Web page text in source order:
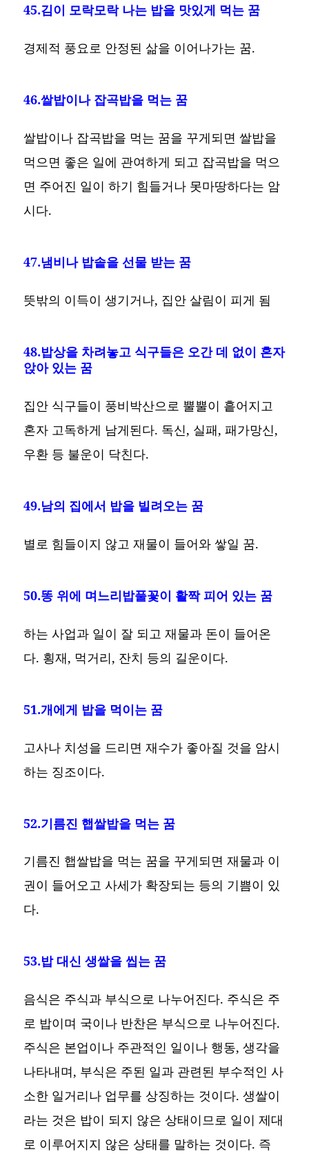
45.김이 모락모락 나는 밥을 맛있게 먹는 꿈
경제적 풍요로 안정된 삶을 이어나가는 꿈.
46.쌀밥이나 잡곡밥을 먹는 꿈
쌀밥이나 잡곡밥을 먹는 꿈을 꾸게되면 쌀밥을
먹으면 좋은 일에 관여하게 되고 잡곡밥을 먹으
면 주어진 일이 하기 힘들거나 못마땅하다는 암
시다.
47.냄비나 밥솥을 선물 받는 꿈
뜻밖의 이득이 생기거나, 집안 살림이 피게 됨
48.밥상을 차려놓고 식구들은 오간 데 없이 혼자
앉아 있는 꿈
집안 식구들이 풍비박산으로 뿔뿔이 흩어지고
혼자 고독하게 남게된다. 독신, 실패, 패가망신,
우환 등 불운이 닥친다.
49.남의 집에서 밥을 빌려오는 꿈
별로 힘들이지 않고 재물이 들어와 쌓일 꿈.
50.똥 위에 며느리밥풀꽃이 활짝 피어 있는 꿈
하는 사업과 일이 잘 되고 재물과 돈이 들어온
다. 횡재, 먹거리, 잔치 등의 길운이다.
51.개에게 밥을 먹이는 꿈
고사나 치성을 드리면 재수가 좋아질 것을 암시
하는 징조이다.
52.기름진 햅쌀밥을 먹는 꿈
기름진 햅쌀밥을 먹는 꿈을 꾸게되면 재물과 이
권이 들어오고 사세가 확장되는 등의 기쁨이 있
다.
53.밥 대신 생쌀을 씹는 꿈
음식은 주식과 부식으로 나누어진다. 주식은 주
로 밥이며 국이나 반찬은 부식으로 나누어진다.
주식은 본업이나 주관적인 일이나 행동, 생각을
나타내며, 부식은 주된 일과 관련된 부수적인 사
소한 일거리나 업무를 상징하는 것이다. 생쌀이
라는 것은 밥이 되지 않은 상태이므로 일이 제대
로 이루어지지 않은 상태를 말하는 것이다. 즉